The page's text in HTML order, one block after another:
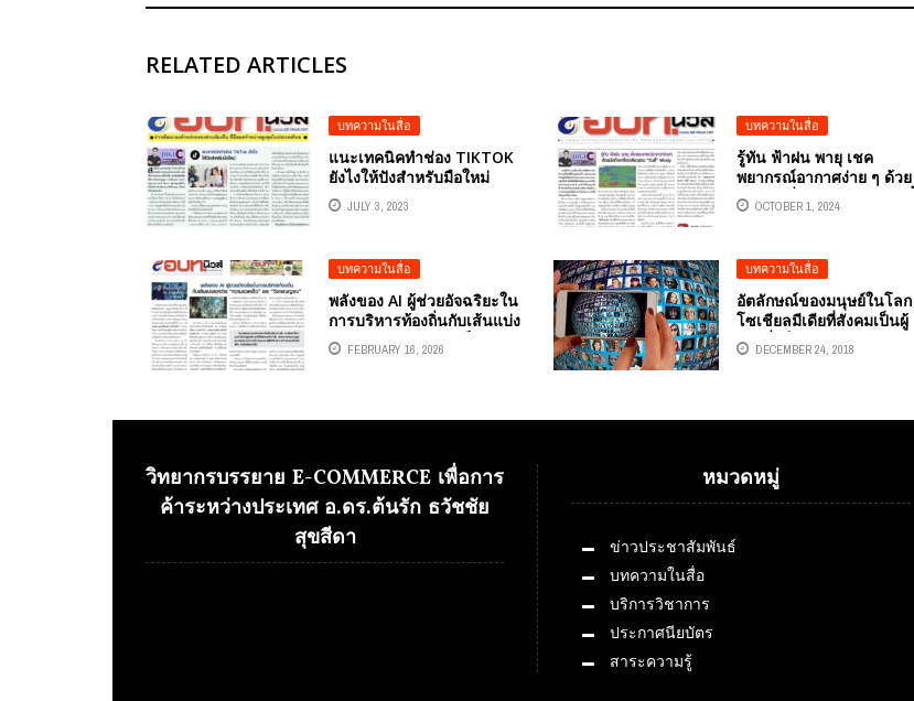
RELATED ARTICLES
บทความในสื่อ
แนะเทคนิคทำช่อง TIKTOK
ยังไงให้ปังสำหรับมือใหม่
JULY 3, 2023
บทความในสื่อ
รู้ทัน ฟ้าฝน พายุ เชค
พยากรณ์อากาศง่าย ๆ ด้วย
มือถือเครื่องเดียวผ่าน “วินดี้”
WINDY บทความข่าวอากาศ
สีดา
OCTOBER 1, 2024
บทความในสื่อ
พลังของ AI ผู้ช่วยอัจฉริยะใน
การบริหารท้องถิ่นกับเส้นแบ่ง
ระหว่าง “ความรวดเร็ว” และ
“วิจารณญาณ” โดยคอลัมนี
ผู้เชี่ยวชาญด้านปัญญา
FEBRUARY 16, 2026
บทความในสื่อ
อัตลักษณ์ของมนุษย์ในโลก
โซเชียลมีเดียที่สังคมเป็นผู้
หยิบยื่นให้
DECEMBER 24, 2018
วิทยากรบรรยาย E-COMMERCE เพื่อการ
ค้าระหว่างประเทศ อ.ดร.ต้นรัก ธวัชชัย
สุขสีดา
หมวดหมู่
ข่าวประชาสัมพันธ์
บทความในสื่อ
บริการวิชาการ
ประกาศนียบัตร
สาระความรู้